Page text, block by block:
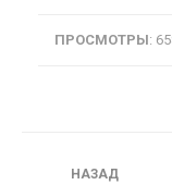
ПРОСМОТРЫ:
Навигация
НАЗАД